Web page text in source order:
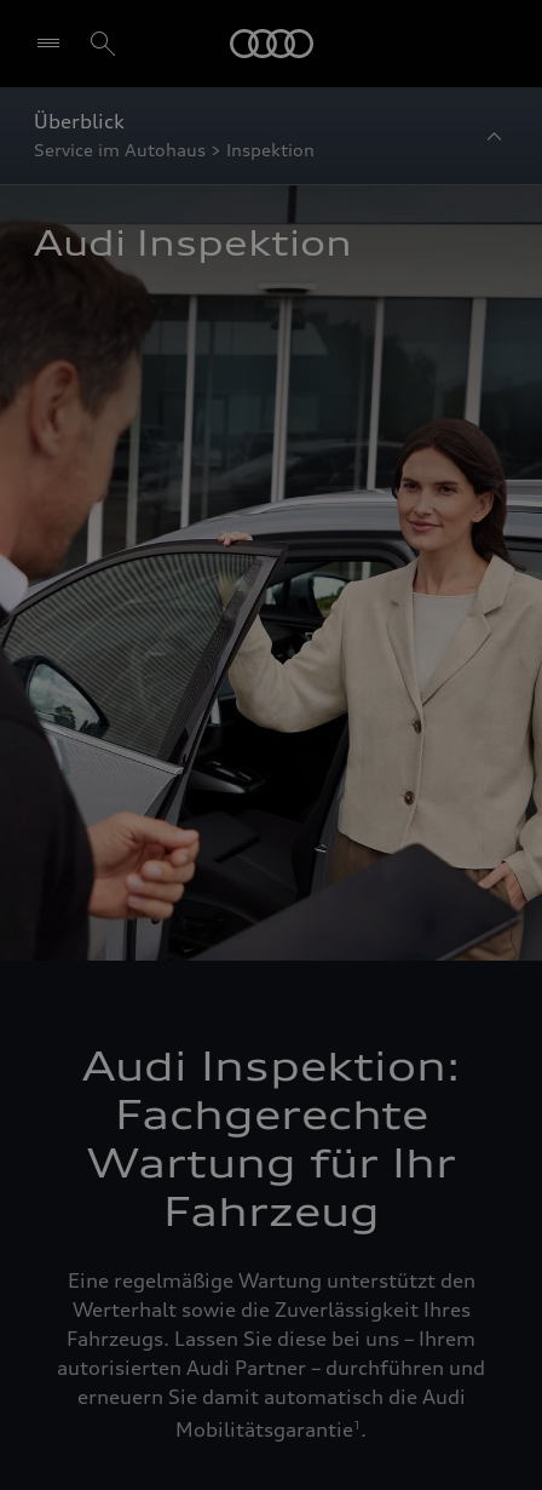
Überblick
Service im Autohaus > Inspektion
Audi Inspektion
Audi Inspektion:
Fachgerechte
Wartung für Ihr
Fahrzeug
Eine regelmäßige Wartung unterstützt den
Werterhalt sowie die Zuverlässigkeit Ihres
Fahrzeugs. Lassen Sie diese bei uns – Ihrem
autorisierten Audi Partner – durchführen und
erneuern Sie damit automatisch die Audi
Mobilitätsgarantie1 .